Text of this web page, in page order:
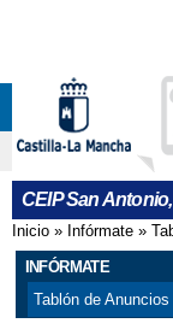
CEIP San
Se
Inicio » Infórmate »
INFÓRMATE
Tablón de Anuncios